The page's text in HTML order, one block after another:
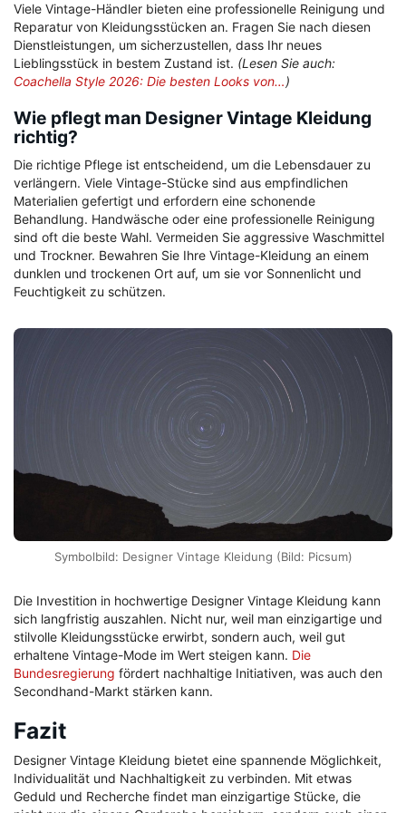
Viele Vintage-Händler bieten eine professionelle Reinigung und
Reparatur von Kleidungsstücken an. Fragen Sie nach diesen
Dienstleistungen, um sicherzustellen, dass Ihr neues
Lieblingsstück in bestem Zustand ist. (Lesen Sie auch:
Coachella Style 2026: Die besten Looks von…)
Wie pflegt man Designer Vintage Kleidung
richtig?
Die richtige Pflege ist entscheidend, um die Lebensdauer zu
verlängern. Viele Vintage-Stücke sind aus empfindlichen
Materialien gefertigt und erfordern eine schonende
Behandlung. Handwäsche oder eine professionelle Reinigung
sind oft die beste Wahl. Vermeiden Sie aggressive Waschmittel
und Trockner. Bewahren Sie Ihre Vintage-Kleidung an einem
dunklen und trockenen Ort auf, um sie vor Sonnenlicht und
Feuchtigkeit zu schützen.
Symbolbild: Designer Vintage Kleidung (Bild: Picsum)
Die Investition in hochwertige Designer Vintage Kleidung kann
sich langfristig auszahlen. Nicht nur, weil man einzigartige und
stilvolle Kleidungsstücke erwirbt, sondern auch, weil gut
erhaltene Vintage-Mode im Wert steigen kann. Die
Bundesregierung fördert nachhaltige Initiativen, was auch den
Secondhand-Markt stärken kann.
Fazit
Designer Vintage Kleidung bietet eine spannende Möglichkeit,
Individualität und Nachhaltigkeit zu verbinden. Mit etwas
Geduld und Recherche findet man einzigartige Stücke, die